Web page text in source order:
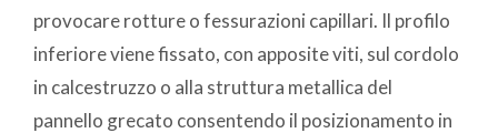
provocare rotture o fessurazioni capillari. Il profilo
inferiore viene fissato, con apposite viti, sul cordolo
in calcestruzzo o alla struttura metallica del
pannello grecato consentendo il posizionamento in